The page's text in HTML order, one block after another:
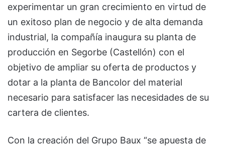
experimentar un gran crecimiento en virtud de
un exitoso plan de negocio y de alta demanda
industrial, la compañía inaugura su planta de
producción en Segorbe (Castellón) con el
objetivo de ampliar su oferta de productos y
dotar a la planta de Bancolor del material
necesario para satisfacer las necesidades de su
cartera de clientes.
Con la creación del Grupo Baux “se apuesta de